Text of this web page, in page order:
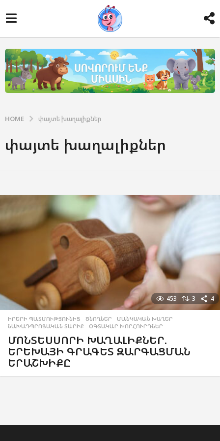
HOME փայտե խաղալիքներ
փայտե խաղալիքներ
453 3 4
ԻՐԵՐԻ ՊԱՏՄՈՒԹՅՈՒՆԻՑ ,ԾՆՈՂՆԵՐ ,ՄԱՆԿԱԿԱՆ ԽԱՂԵՐ
ՆԱԽԱԴՊՐՈՑԱԿԱՆ ՏԱՐԻՔ
,ՕԳՏԱԿԱՐ ԽՈՐՀՈՒՐԴՆԵՐ
ՄՈՆՏԵՍՍՈՐԻ ԽԱՂԱԼԻՔՆԵՐ.
ԵՐԵԽԱՅԻ ԳՐԱԳԵՏ ԶԱՐԳԱՑՄԱՆ
ԵՐԱՇԽԻՔԸ